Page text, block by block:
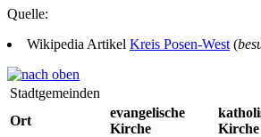
Quelle:
Wikipedia Artikel Kreis Posen-West (
Stadtgemeinden
Ort
evangelische
Kirche
Kirche